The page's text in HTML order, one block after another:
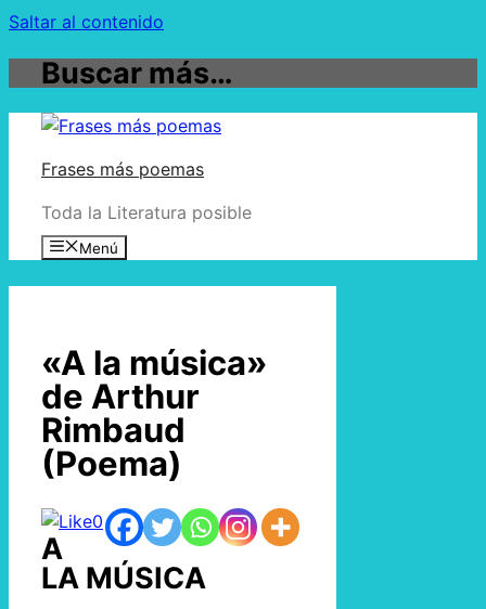
Saltar al contenido
Buscar más…
Frases más poemas
Toda la Literatura posible
Menú
«A la música»
de Arthur
Rimbaud
(Poema)
0
A
LA MÚSICA